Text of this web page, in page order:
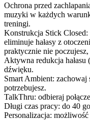
Ochrona przed
muzyki w każdych
treningi.
Konstrukcja Stick Closed:
eliminuje hałasy z
praktycznie nie poczujesz,
Aktywna redukcja
dźwięku.
Smart Ambient: zachowaj
potrzebujesz.
TalkThru: odbieraj
Długi czas pracy: do 40
Personalizacja: